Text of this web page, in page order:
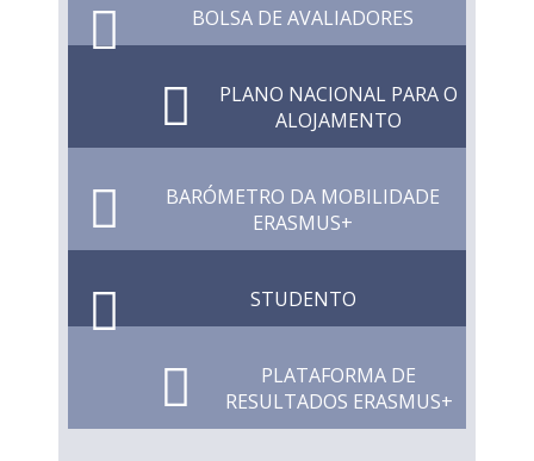
BOLSA DE AVALIADORES
PLANO NACIONAL PARA O
ALOJAMENTO
BARÓMETRO DA MOBILIDADE
ERASMUS+
STUDENTO
PLATAFORMA DE
RESULTADOS ERASMUS+